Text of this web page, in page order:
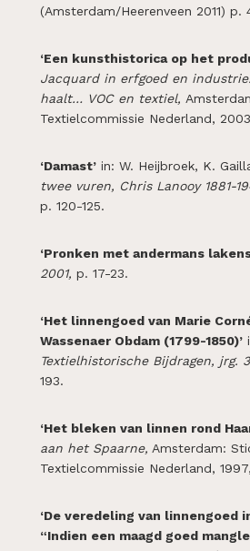
(Amsterdam/Heerenveen 2011) p.
‘Een kunsthistorica op het
Jacquard in erfgoed en
haalt… VOC en textiel,
Textielcommissie Nederland,
‘Damast’ in: W. Heijbroek, K.
twee vuren, Chris Lanooy 1881-
p. 120-125.
‘Pronken met andermans
2001, p. 17-23.
‘Het linnengoed van Marie
Wassenaer Obdam (1799-1850)’
Textielhistorische Bijdragen, jrg.
193.
‘Het bleken van linnen rond
aan het Spaarne, Amsterdam:
Textielcommissie Nederland,
‘De veredeling van linnengoed
“Indien een maagd goed